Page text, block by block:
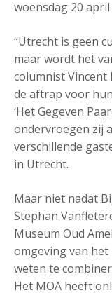
woensdag 20 april
“Utrecht is geen
maar wordt het
columnist Vincent
de aftrap voor
‘Het Gegeven
ondervroegen zij
verschillende
in Utrecht.
Maar niet nadat
Stephan
Museum Oud
omgeving van
weten te
Het MOA heeft